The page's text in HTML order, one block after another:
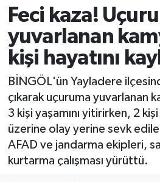
Feci kaza!
yuvarlanan
kişi hayatını
BİNGÖL'ün Yayladere
çıkarak uçuruma yuvarlanan
3 kişi yaşamını yitirirken, 2
üzerine olay yerine sevk
AFAD ve jandarma ekipleri,
kurtarma çalışması yürüttü.
Resmi İlanlar
Alanyaspor
Turizm
E-Gazete
Süper Lig Puan Durumu ve
Tüm Manşetler
Son Dakika Haberleri
Haber Arşivi